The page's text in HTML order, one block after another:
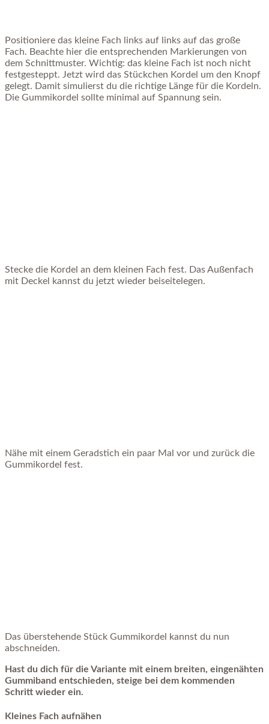
Positioniere das kleine Fach links auf links auf das große
Fach. Beachte hier die entsprechenden Markierungen von
dem Schnittmuster. Wichtig: das kleine Fach ist noch nicht
festgesteppt. Jetzt wird das Stückchen Kordel um den Knopf
gelegt. Damit simulierst du die richtige Länge für die Kordeln.
Die Gummikordel sollte minimal auf Spannung sein.
Stecke die Kordel an dem kleinen Fach fest. Das Außenfach
mit Deckel kannst du jetzt wieder beiseitelegen.
Nähe mit einem Geradstich ein paar Mal vor und zurück die
Gummikordel fest.
Das überstehende Stück Gummikordel kannst du nun
abschneiden.
Hast du dich für die Variante mit einem breiten, eingenähten
Gummiband entschieden, steige bei dem kommenden
Schritt wieder ein.
Kleines Fach aufnähen